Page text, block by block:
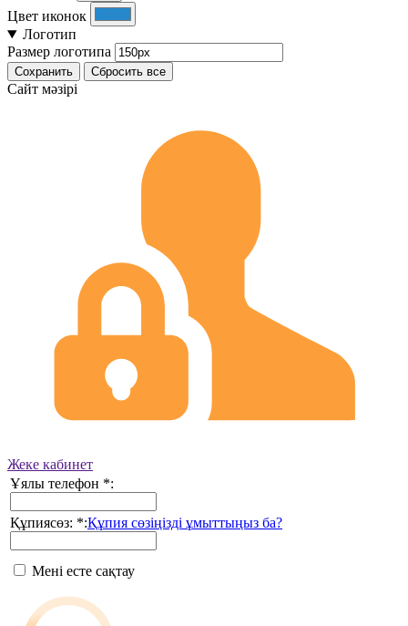
Цвет иконок
Логотип
Размер логотипа
Сохранить Сбросить все
Cайт мәзірі
Жеке кабинет
Ұялы телефон *:
Құпиясөз: *:Құпия сөзіңізді ұмыттыңыз ба?
Мені есте сақтау